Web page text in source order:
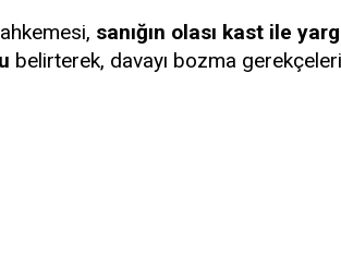
sanığın olası kast ile
belirterek, davayı bozma